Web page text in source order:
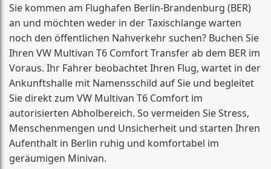
Sie kommen am Flughafen Berlin-Brandenburg (BER)
an und möchten weder in der Taxischlange warten
noch den öffentlichen Nahverkehr suchen? Buchen Sie
Ihren VW Multivan T6 Comfort Transfer ab dem BER im
Voraus. Ihr Fahrer beobachtet Ihren Flug, wartet in der
Ankunftshalle mit Namensschild auf Sie und begleitet
Sie direkt zum VW Multivan T6 Comfort im
autorisierten Abholbereich. So vermeiden Sie Stress,
Menschenmengen und Unsicherheit und starten Ihren
Aufenthalt in Berlin ruhig und komfortabel im
geräumigen Minivan.